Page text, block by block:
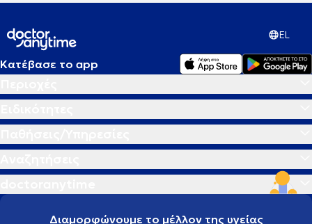
EL
Κατέβασε το app
Διαμορφώνουμε το μέλλον της υγείας